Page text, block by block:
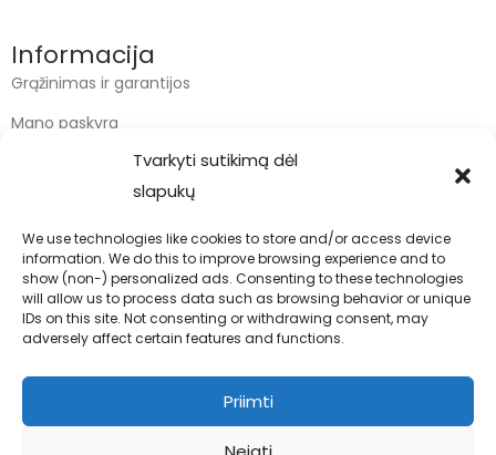
Tvarkyti sutikimą dėl
slapukų
We use technologies like cookies to store and/or access device
information. We do this to improve browsing experience and to
show (non-) personalized ads. Consenting to these technologies
will allow us to process data such as browsing behavior or unique
IDs on this site. Not consenting or withdrawing consent, may
adversely affect certain features and functions.
Priimti
Informacija
Grąžinimas ir garantijos
Mano paskyra
Kontaktai
info@bodyfoodas.lt
+370 600 77017